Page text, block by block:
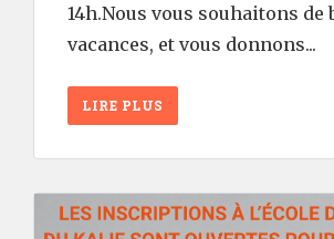
14h.Nous vous souhaitons de
vacances, et vous donnons...
LIRE PLUS